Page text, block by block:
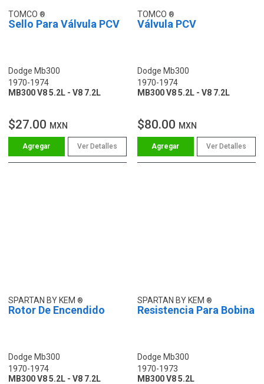
TOMCO
Sello Para Válvula PCV
Dodge Mb300
1970-1974
MB300 V8 5.2L - V8 7.2L
$27.00 MXN
Ver Detalles
TOMCO
Válvula PCV
Dodge Mb300
1970-1974
MB300 V8 5.2L - V8 7.2L
$80.00 MXN
Ver Detalles
SPARTAN BY KEM
Rotor De Encendido
Dodge Mb300
1970-1974
MB300 V8 5.2L - V8 7.2L
SPARTAN BY KEM
Resistencia Para Bobina
Dodge Mb300
1970-1973
MB300 V8 5.2L